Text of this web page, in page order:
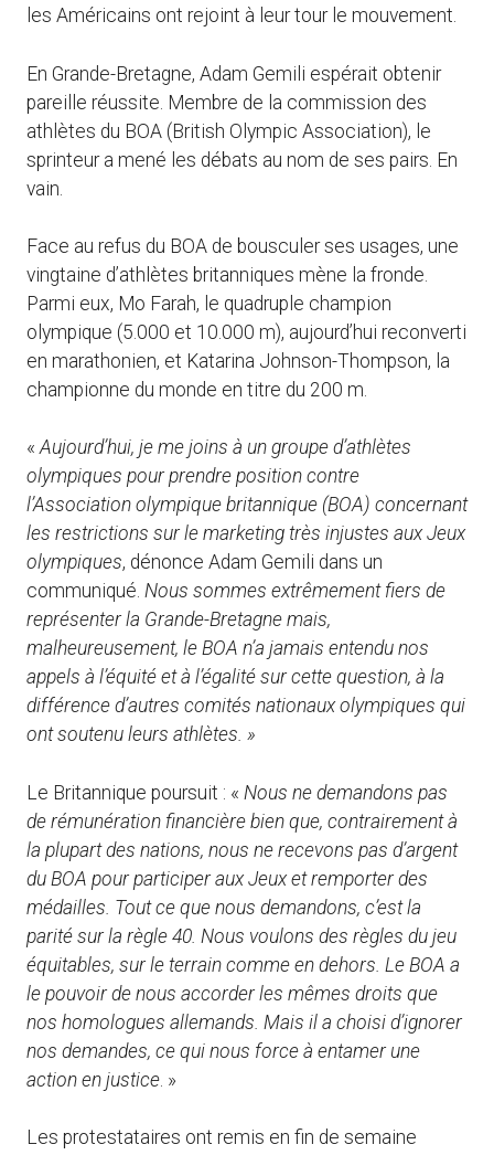
les Américains ont rejoint à leur tour le mouvement.
En Grande-Bretagne, Adam Gemili espérait obtenir
pareille réussite. Membre de la commission des
athlètes du BOA (British Olympic Association), le
sprinteur a mené les débats au nom de ses pairs. En
vain.
Face au refus du BOA de bousculer ses usages, une
vingtaine d’athlètes britanniques mène la fronde.
Parmi eux, Mo Farah, le quadruple champion
olympique (5.000 et 10.000 m), aujourd’hui reconverti
en marathonien, et Katarina Johnson-Thompson, la
championne du monde en titre du 200 m.
«Aujourd’hui, je me joins à un groupe d’athlètes
olympiques pour prendre position contre
l’Association olympique britannique (BOA) concernant
les restrictions sur le marketing très injustes aux Jeux
olympiques, dénonce Adam Gemili dans un
communiqué. Nous sommes extrêmement fiers de
représenter la Grande-Bretagne mais,
malheureusement, le BOA n’a jamais entendu nos
appels à l’équité et à l’égalité sur cette question, à la
différence d’autres comités nationaux olympiques qui
ont soutenu leurs athlètes. »
Le Britannique poursuit : « Nous ne demandons pas
de rémunération financière bien que, contrairement à
la plupart des nations, nous ne recevons pas d’argent
du BOA pour participer aux Jeux et remporter des
médailles. Tout ce que nous demandons, c’est la
parité sur la règle 40. Nous voulons des règles du jeu
équitables, sur le terrain comme en dehors. Le BOA a
le pouvoir de nous accorder les mêmes droits que
nos homologues allemands. Mais il a choisi d’ignorer
nos demandes, ce qui nous force à entamer une
action en justice . »
Les protestataires ont remis en fin de semaine